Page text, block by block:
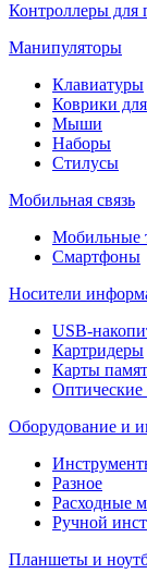
Контроллеры для
Манипуляторы
Клавиатуры
Коврики
Мыши
Наборы
Стилусы
Мобильная связь
Мобильные
Смартфоны
Носители
USB-
Картридеры
Карты
Оптические
Оборудование и
Разное
Расходные
Ручной
Планшеты и